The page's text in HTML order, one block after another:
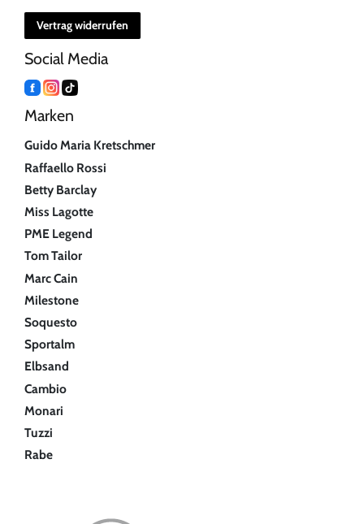
Vertrag widerrufen
Social Media
Marken
Guido Maria Kretschmer
Raffaello Rossi
Betty Barclay
Miss Lagotte
PME Legend
Tom Tailor
Marc Cain
Milestone
Soquesto
Sportalm
Elbsand
Cambio
Monari
Tuzzi
Rabe